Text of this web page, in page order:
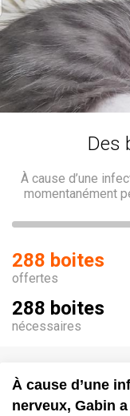
Des
À cause d’une
momentanément
288 boites
offertes
288 boites
nécessaires
À cause d’une
nerveux, Gabin